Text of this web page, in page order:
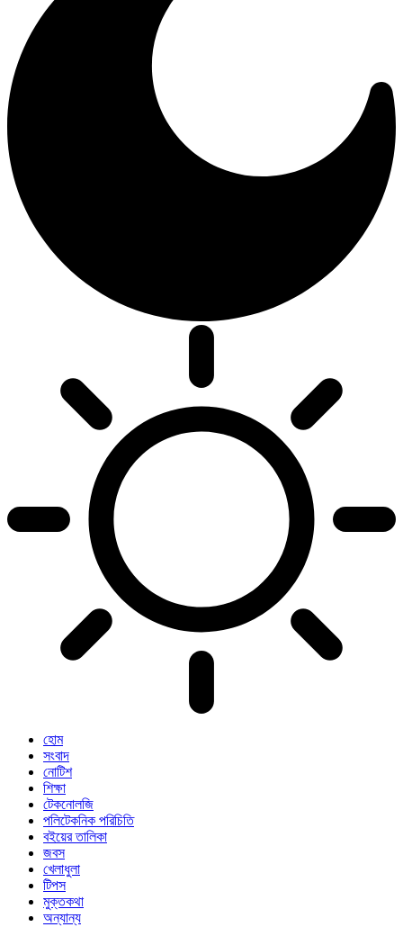
হোম
সংবাদ
নোটিশ
শিক্ষা
টেকনোলজি
পলিটেকনিক পরিচিতি
বইয়ের তালিকা
জবস
খেলাধুলা
টিপস
মুক্তকথা
অন্যান্য